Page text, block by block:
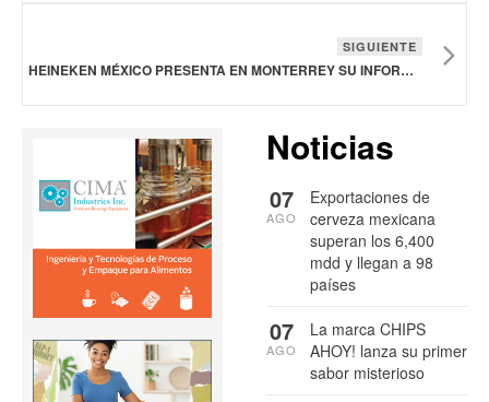
SIGUIENTE
HEINEKEN MÉXICO PRESENTA EN MONTERREY SU INFORME DE SUSTENTABILIDAD 2025
Noticias
Exportaciones de
cerveza mexicana
superan los 6,400
mdd y llegan a 98
países
07
AGO
La marca CHIPS
AHOY! lanza su primer
sabor misterioso
07
AGO